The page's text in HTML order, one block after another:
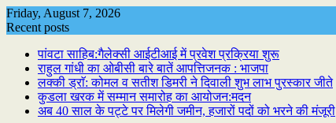
Skip
to
Friday, August 7, 2026
Recent posts
पांवटा साहिब:गैलेक्सी आईटीआई में प्रवेश प्रक्रिया शुरू
राहुल गांधी का ओबीसी बारे बातें आपत्तिजनक : भाजपा
लक्की ड्राॅ: कोमल व सतीश डिमरी ने दिवाली शुभ लाभ पुरस्कार जीते
कुडला खरक में सम्मान समारोह का आयोजन:मदन
अब 40 साल के पट्टे पर मिलेगी जमीन, हजारों पदों को भरने की मंजूरी